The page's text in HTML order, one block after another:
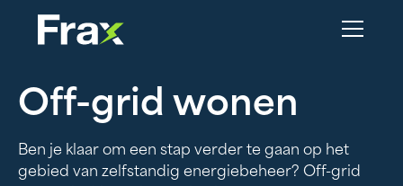
Off-grid wonen
Ben je klaar om een stap verder te gaan op het
gebied van zelfstandig energiebeheer? Off-grid